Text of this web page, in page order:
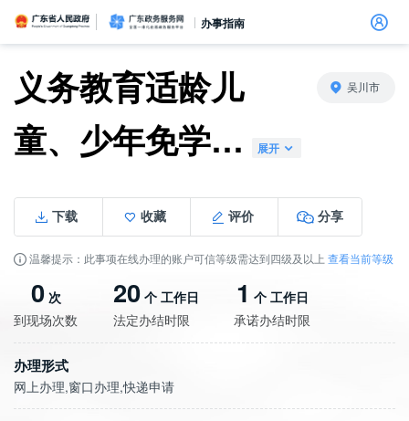
留言信箱
建言献策
信访相关法规
便民服务
百姓论坛
政府热线
网上调查
在线访谈
法律服务
领导信箱
未加载图片
政务微博
网络问政
意见征集
部门信箱
信访常见问题
信件回复
网上举报
公众监督
我要留言
广东省人民政府广东政务服务网
办事指南
义务教育适龄儿
童、少年免学…
展开
吴川市
下载 收藏 评价 分享
温馨提示：此事项在线办理的账户可信等级需达到四级及以上 查看当前等级
0次
到现场次数
20个 工作日
法定办结时限
1 个 工作日
承诺办结时限
办理形式
网上办理,窗口办理,快递申请